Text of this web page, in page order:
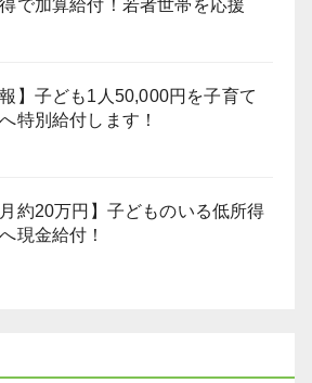
で加算給付！若者世帯を応援
報】子ども1人50,000円を子育て
特別給付します！
月約20万円】子どものいる低所得
現金給付！